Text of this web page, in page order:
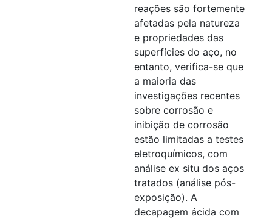
reações são fortemente
afetadas pela natureza
e propriedades das
superfícies do aço, no
entanto, verifica-se que
a maioria das
investigações recentes
sobre corrosão e
inibição de corrosão
estão limitadas a testes
eletroquímicos, com
análise ex situ dos aços
tratados (análise pós-
exposição). A
decapagem ácida com